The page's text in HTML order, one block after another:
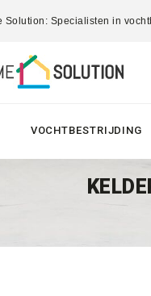
Solution: Specialisten in
VOCHTBESTRIJDING